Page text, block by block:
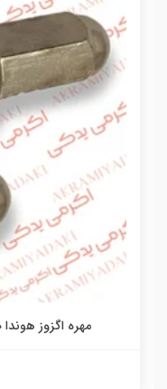
مهره اگزوز هوندا 200 سایز 8 بسته 2 عددی کد 65